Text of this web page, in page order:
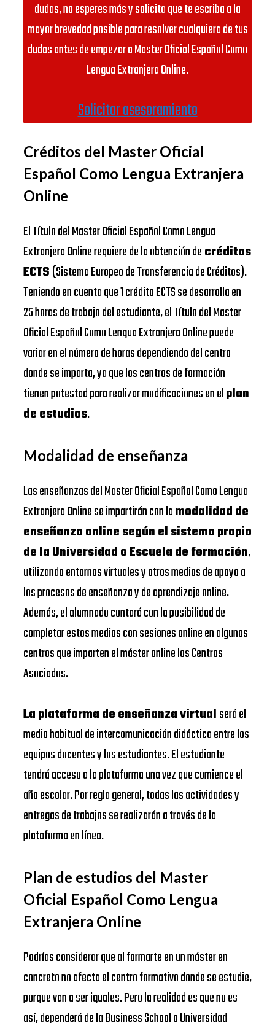
dudas, no esperes más y solicita que te escriba a la
mayor brevedad posible para resolver cualquiera de tus
dudas antes de empezar a Master Oficial Español Como
Lengua Extranjera Online.
Solicitar asesoramiento
Créditos del Master Oficial
Español Como Lengua Extranjera
Online
El Título del Master Oficial Español Como Lengua
Extranjera Online requiere de la obtención decréditos
ECTS(Sistema Europeo de Transferencia de Créditos).
Teniendo en cuenta que 1 crédito ECTS se desarrolla en
25 horas de trabajo del estudiante, el Título del Master
Oficial Español Como Lengua Extranjera Online puede
variar en el número de horas dependiendo del centro
donde se imparta, ya que los centros de formación
tienen potestad para realizar modificaciones en elplan
de estudios.
Modalidad de enseñanza
Las enseñanzas del Master Oficial Español Como Lengua
Extranjera Online se impartirán con lamodalidad de
enseñanza online según el sistema propio
de la Universidad o Escuela de formación,
utilizando entornos virtuales y otros medios de apoyo a
los procesos de enseñanza y de aprendizaje online.
Además, el alumnado contará con la posibilidad de
completar estos medios con sesiones online en algunos
centros que imparten el máster online los Centros
Asociados.
La plataforma de enseñanza virtualserá el
medio habitual de intercomunicación didáctica entre los
equipos docentes y los estudiantes. El estudiante
tendrá acceso a la plataforma una vez que comience el
año escolar. Por regla general, todas las actividades y
entregas de trabajos se realizarán a través de la
plataforma en línea.
Plan de estudios del Master
Oficial Español Como Lengua
Extranjera Online
Podrías considerar que al formarte en un máster en
concreto no afecta el centro formativo donde se estudie,
porque van a ser iguales. Pero la realidad es que no es
así, dependerá de la Business School o Universidad